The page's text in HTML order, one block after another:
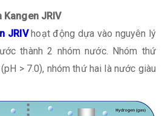
JRIV
JRIV hoạt động dựa vào nguyên lý
thành 2 nhóm nước. Nhóm thứ
> 7.0), nhóm thứ hai là nước giàu